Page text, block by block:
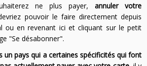
ne plus payer,annuler votre
pouvoir le faire directement depuis
ou en revenant ici et cliquant sur le petit
"Se désabonner".
un pays qui a certaines spécificités qui font